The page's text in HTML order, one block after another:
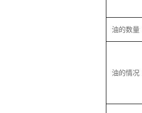
油的数量
油的情况